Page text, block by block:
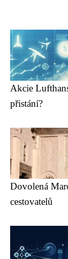
Akcie
přistání?
Dovolená
cestovatelů